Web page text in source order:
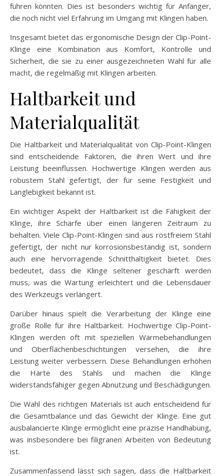
führen könnten. Dies ist besonders wichtig für Anfänger,
die noch nicht viel Erfahrung im Umgang mit Klingen haben.
Insgesamt bietet das ergonomische Design der Clip-Point-
Klinge eine Kombination aus Komfort, Kontrolle und
Sicherheit, die sie zu einer ausgezeichneten Wahl für alle
macht, die regelmäßig mit Klingen arbeiten.
Haltbarkeit und
Materialqualität
Die Haltbarkeit und Materialqualität von Clip-Point-Klingen
sind entscheidende Faktoren, die ihren Wert und ihre
Leistung beeinflussen. Hochwertige Klingen werden aus
robustem Stahl gefertigt, der für seine Festigkeit und
Langlebigkeit bekannt ist.
Ein wichtiger Aspekt der Haltbarkeit ist die Fähigkeit der
Klinge, ihre Schärfe über einen längeren Zeitraum zu
behalten. Viele Clip-Point-Klingen sind aus rostfreiem Stahl
gefertigt, der nicht nur korrosionsbeständig ist, sondern
auch eine hervorragende Schnitthaltigkeit bietet. Dies
bedeutet, dass die Klinge seltener geschärft werden
muss, was die Wartung erleichtert und die Lebensdauer
des Werkzeugs verlängert.
Darüber hinaus spielt die Verarbeitung der Klinge eine
große Rolle für ihre Haltbarkeit. Hochwertige Clip-Point-
Klingen werden oft mit speziellen Wärmebehandlungen
und Oberflächenbeschichtungen versehen, die ihre
Leistung weiter verbessern. Diese Behandlungen erhöhen
die Härte des Stahls und machen die Klinge
widerstandsfähiger gegen Abnutzung und Beschädigungen.
Die Wahl des richtigen Materials ist auch entscheidend für
die Gesamtbalance und das Gewicht der Klinge. Eine gut
ausbalancierte Klinge ermöglicht eine präzise Handhabung,
was insbesondere bei filigranen Arbeiten von Bedeutung
ist.
Zusammenfassend lässt sich sagen, dass die Haltbarkeit